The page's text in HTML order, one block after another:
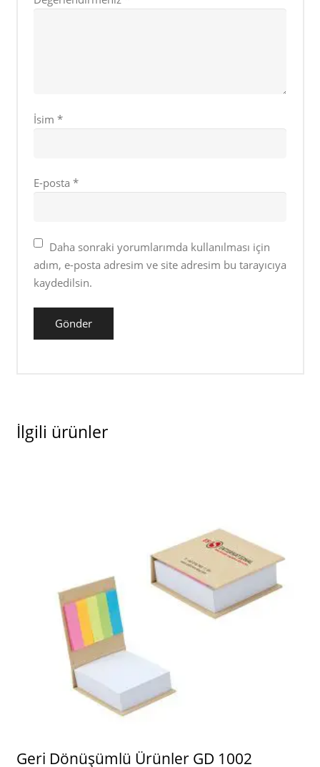
İsim *
E-posta *
Daha sonraki yorumlarımda kullanılması için
adım, e-posta adresim ve site adresim bu tarayıcıya
kaydedilsin.
İlgili ürünler
Geri Dönüşümlü Ürünler GD 1002